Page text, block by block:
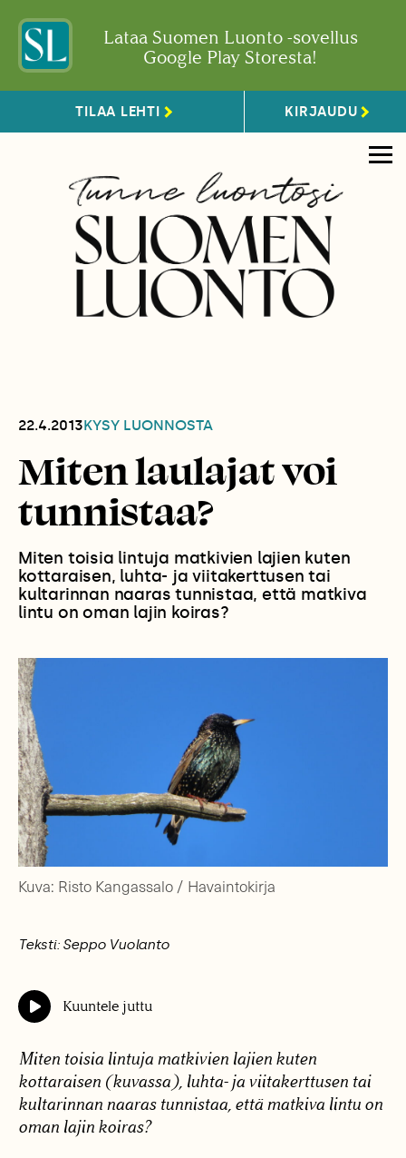
Lataa Suomen Luonto -sovellus
Google Play Storesta!
TILAA LEHTI KIRJAUDU
22.4.2013KYSY LUONNOSTA
Miten laulajat voi
tunnistaa?
Miten toisia lintuja matkivien lajien kuten
kottaraisen, luhta- ja viitakerttusen tai
kultarinnan naaras tunnistaa, että matkiva
lintu on oman lajin koiras?
Kuva: Risto Kangassalo / Havaintokirja
Teksti: Seppo Vuolanto
Kuuntele juttu
Miten toisia lintuja matkivien lajien kuten
kottaraisen (kuvassa), luhta- ja viitakerttusen tai
kultarinnan naaras tunnistaa, että matkiva lintu on
oman lajin koiras?